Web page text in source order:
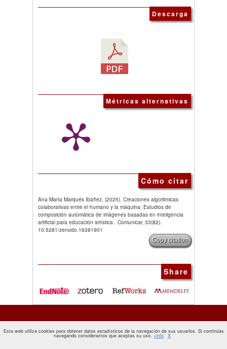
Descarga
Métricas alternativas
Cómo citar
Ana María Marqués Ibáñez. (2025). Creaciones algoritmicas
colaborativas entre el humano y la máquina: Estudios de
composición automática de imágenes basadas en inteligencia
artificial para educación artística . Comunicar, 33(82).
10.5281/zenodo.16381901
Copy citation
Share
Esta web utiliza cookies para obtener datos estadísticos de la navegación de sus usuarios. Si continúas
navegando consideramos que aceptas su uso. +info X